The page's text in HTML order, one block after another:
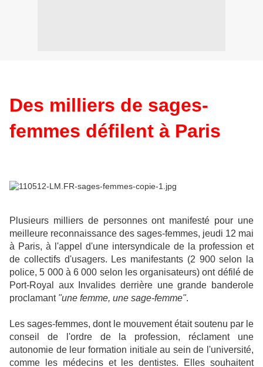
Des milliers de sages-
femmes défilent à Paris
Plusieurs milliers de personnes ont manifesté pour une
meilleure reconnaissance des sages-femmes, jeudi 12 mai
à Paris, à l'appel d'une intersyndicale de la profession et
de collectifs d'usagers. Les manifestants (2 900 selon la
police, 5 000 à 6 000 selon les organisateurs) ont défilé de
Port-Royal aux Invalides derrière une grande banderole
proclamant "une femme, une sage-femme".
Les sages-femmes, dont le mouvement était soutenu par le
conseil de l'ordre de la profession, réclament une
autonomie de leur formation initiale au sein de l'université,
comme les médecins et les dentistes. Elles souhaitent